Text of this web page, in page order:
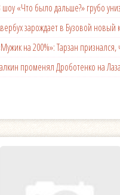
шоу «Что было дальше?» грубо
зарождает в Бузовой
на 200%»: Тарзан
променял Дроботенко на